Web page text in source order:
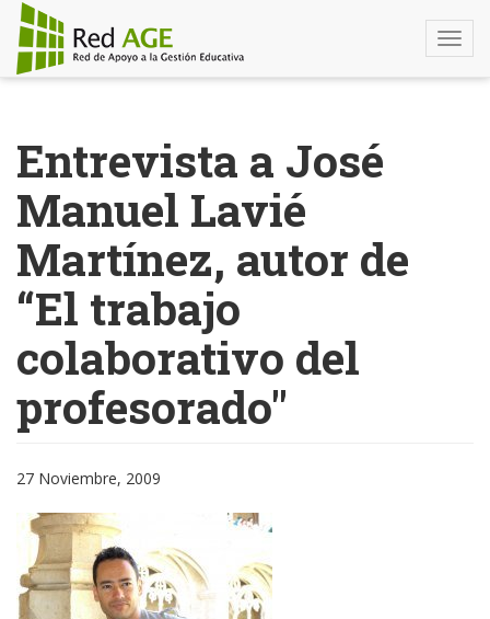
contenido
principal
Entrevista a José
Manuel Lavié
Martínez, autor de
“El trabajo
colaborativo del
profesorado"
27 Noviembre, 2009